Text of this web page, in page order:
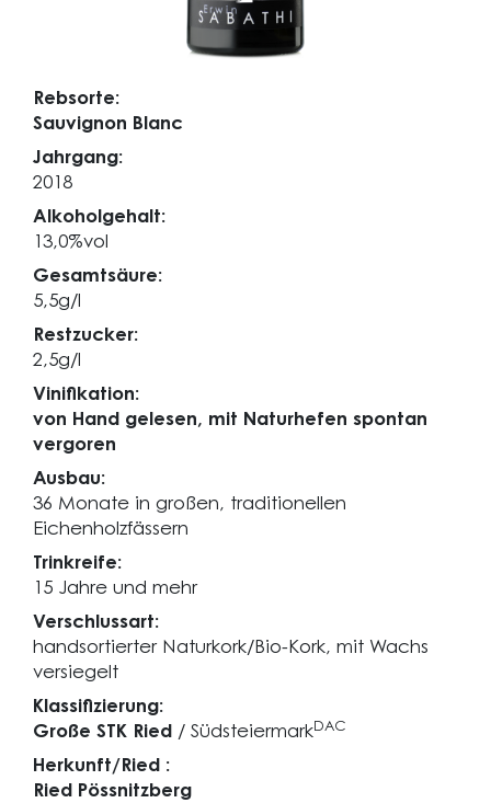
Rebsorte:
Sauvignon Blanc
Jahrgang:
2018
Alkoholgehalt:
13,0%vol
Gesamtsäure:
5,5g/l
Restzucker:
2,5g/l
Vinifikation:
von Hand gelesen, mit Naturhefen spontan
vergoren
Ausbau:
36 Monate in großen, traditionellen
Eichenholzfässern
Trinkreife:
15 Jahre und mehr
Verschlussart:
handsortierter Naturkork/Bio-Kork, mit Wachs
versiegelt
Klassifizierung:
Große STK Ried / SüdsteiermarkDAC
Herkunft/Ried :
Ried Pössnitzberg